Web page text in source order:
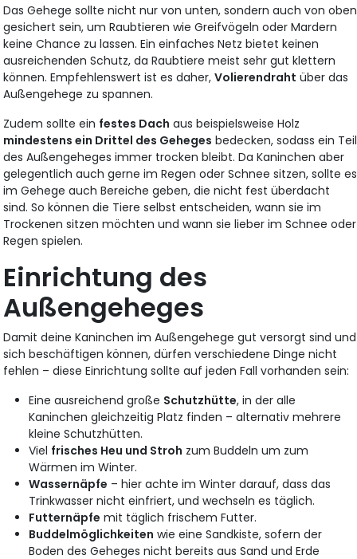
Das Gehege sollte nicht nur von unten, sondern auch von oben
gesichert sein, um Raubtieren wie Greifvögeln oder Mardern
keine Chance zu lassen. Ein einfaches Netz bietet keinen
ausreichenden Schutz, da Raubtiere meist sehr gut klettern
können. Empfehlenswert ist es daher,Volierendraht über das
Außengehege zu spannen.
Zudem sollte ein festes Dach aus beispielsweise Holz
mindestens ein Drittel des Geheges bedecken, sodass ein Teil
des Außengeheges immer trocken bleibt. Da Kaninchen aber
gelegentlich auch gerne im Regen oder Schnee sitzen, sollte es
im Gehege auch Bereiche geben, die nicht fest überdacht
sind. So können die Tiere selbst entscheiden, wann sie im
Trockenen sitzen möchten und wann sie lieber im Schnee oder
Regen spielen.
Einrichtung des
Außengeheges
Damit deine Kaninchen im Außengehege gut versorgt sind und
sich beschäftigen können, dürfen verschiedene Dinge nicht
fehlen – diese Einrichtung sollte auf jeden Fall vorhanden sein:
Eine ausreichend große Schutzhütte, in der alle
Kaninchen gleichzeitig Platz finden – alternativ mehrere
kleine Schutzhütten.
Viel frisches Heu und Stroh zum Buddeln um zum
Wärmen im Winter.
Wassernäpfe – hier achte im Winter darauf, dass das
Trinkwasser nicht einfriert, und wechseln es täglich.
Futternäpfe mit täglich frischem Futter.
Buddelmöglichkeiten wie eine Sandkiste, sofern der
Boden des Geheges nicht bereits aus Sand und Erde